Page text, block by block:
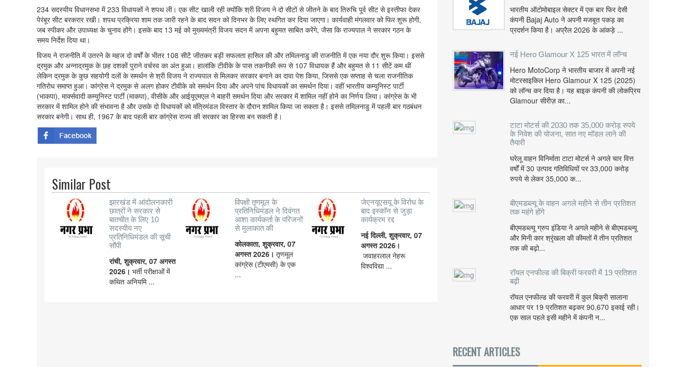
234 सदस्यीय विधानसभा में 233 विधायकों ने शपथ ली। एक सीट खाली रही क्योंकि श्री विजय ने दो सीटों से जीतने के बाद तिरुचि पूर्व सीट से इस्तीफा देकर
पेरंबूर सीट बरकरार रखी। शपथ प्रक्रिया शाम तक जारी रहने के बाद सदन को दिनभर के लिए स्थगित कर दिया जाएगा। कार्यवाही मंगलवार को फिर शुरू होगी,
जब स्पीकर और उपाध्यक्ष के चुनाव होंगे। इसके बाद 13 मई को मुख्यमंत्री विजय सदन में अपना बहुमत साबित करेंगे, जैसा कि राज्यपाल ने सरकार गठन के
समय निर्देश दिया था।
विजय ने राजनीति में उतरने के महज दो वर्षों के भीतर 108 सीटें जीतकर बड़ी सफलता हासिल की और तमिलनाडु की राजनीति में एक नया दौर शुरू किया। इससे
द्रमुक और अन्नाद्रमुक के छह दशकों पुराने वर्चस्व का अंत हुआ। हालांकि टीवीके के पास तकनीकी रूप से 107 विधायक हैं और बहुमत से 11 सीटें कम थीं
लेकिन द्रमुक के कुछ सहयोगी दलों के समर्थन से श्री विजय ने राज्यपाल से मिलकर सरकार बनाने का दावा पेश किया, जिससे एक सप्ताह से चला राजनीतिक
गतिरोध समाप्त हुआ। कांग्रेस ने द्रमुक से अलग होकर टीवीके को समर्थन दिया और अपने पांच विधायकों का समर्थन दिया। वहीं भारतीय कम्युनिस्ट पार्टी
(भाकपा), मार्क्सवादी कम्युनिस्ट पार्टी (माकपा), वीसीके और आईयूएमएल ने बाहरी समर्थन दिया और सरकार में शामिल नहीं होने का निर्णय लिया। कांग्रेस के भी
सरकार में शामिल होने की संभावना है और उसके दो विधायकों को मंत्रिमंडल विस्तार के दौरान शामिल किया जा सकता है। इससे तमिलनाडु में पहली बार गठबंधन
सरकार बनेगी। साथ ही, 1967 के बाद पहली बार कांग्रेस राज्य की सरकार का हिस्सा बन सकती है।
Similar Post
झारखंड में आंदोलनकारी
छात्रों ने सरकार से
बातचीत के लिए 10
सदस्यीय नए
प्रतिनिधिमंडल की सूची
सौंपी
रांची, शुक्रवार, 07 अगस्त
2026। भर्ती परीक्षाओं में
कथित अनियमि ...
विपक्षी तृणमूल के
प्रतिनिधिमंडल ने दिवंगत
आशा कार्यकर्ता के परिजनों
से मुलाकात की
कोलकाता, शुक्रवार, 07
अगस्त 2026।तृणमूल
कांग्रेस (टीएमसी) के एक
...
जेएनयूएसयू के विरोध के
बाद इस्कॉन से जुड़ा
कार्यक्रम रद्द
नई दिल्ली, शुक्रवार, 07
अगस्त 2026।
जवाहरलाल नेहरू
विश्वविद्या ...
भारतीय ऑटोमोबाइल सेक्टर में एक बार फिर देसी
कंपनी Bajaj Auto ने अपनी मजबूत पकड़ का
प्रदर्शन किया है। अप्रैल 2026 के आंकड़े ...
नई Hero Glamour X 125 भारत में लॉन्च
Hero MotoCorp ने भारतीय बाजार में अपनी नई
मोटरसाइकिल Hero Glamour X 125 (2025)
को लॉन्च कर दिया है। यह बाइक कंपनी की लोकप्रिय
Glamour सीरीज़ का...
टाटा मोटर्स की 2030 तक 35,000 करोड़ रुपये
के निवेश की योजना, सात नए मॉडल लाने की
तैयारी
घरेलू वाहन विनिर्माता टाटा मोटर्स ने अगले चार वित्त
वर्षों में 30 उत्पाद गतिविधियों पर 33,000 करोड़
रुपये से लेकर 35,000 क...
बीएमडब्ल्यू के वाहन अगले महीने से तीन प्रतिशत
तक महंगे होंगे
बीएमडब्ल्यू ग्रुप इंडिया ने अगले महीने से बीएमडब्ल्यू
और मिनी कार श्रृंखला की कीमतों में तीन प्रतिशत
तक की बढ़ो...
रॉयल एनफील्ड की बिक्री फरवरी में 19 प्रतिशत
बढ़ी
रॉयल एनफील्ड की फरवरी में कुल बिक्री सालाना
आधार पर 19 प्रतिशत बढ़कर 90,670 इकाई रही।
एक साल पहले इसी महीने में कंपनी न...
RECENT ARTICLES